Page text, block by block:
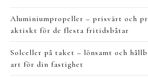
Aluminiumpropeller – prisvärt och pr
aktiskt för de flesta fritidsbåtar
Solceller på taket – lönsamt och hållb
art för din fastighet